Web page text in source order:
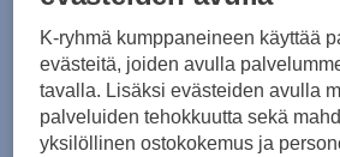
Koko
52 - 56 55 - 59 58 - 61 61 - 64
K-ryhmä kumppaneineen käyttää
evästeitä, joiden avulla
tavalla. Lisäksi evästeiden avulla
palveluiden tehokkuutta sekä
yksilöllinen ostokokemus ja